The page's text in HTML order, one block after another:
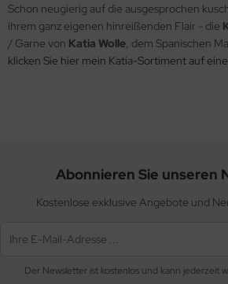
Schon neugierig auf die ausgesprochen
ihrem ganz eigenen hinreißenden Flair - die
/ Garne von Katia Wolle, dem Spanischen
klicken Sie hier mein Katia-Sortiment auf
Abonnieren Sie unseren
Kostenlose exklusive Angebote und
Der Newsletter ist kostenlos und kann jederzeit